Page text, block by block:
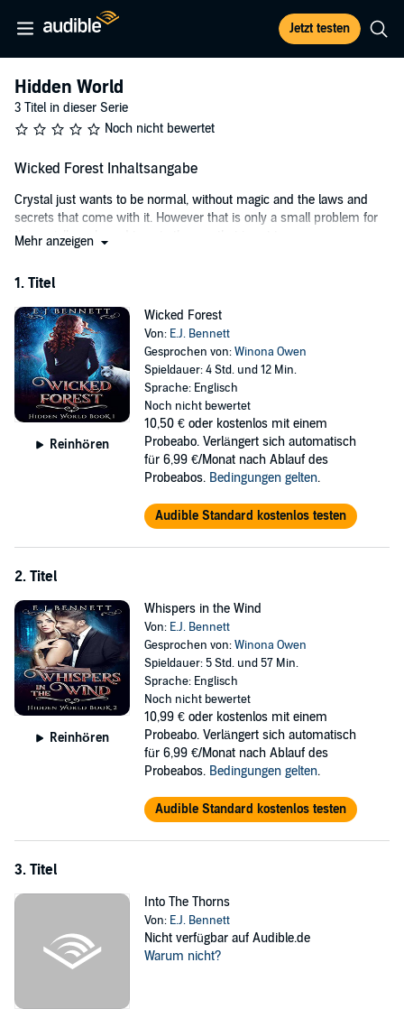
Jetzt testen
Hidden World
3 Titel in dieser Serie
Noch nicht bewertet
Wicked Forest Inhaltsangabe
Crystal just wants to be normal, without magic and the laws and
secrets that come with it. However that is only a small problem for
the socially awkward teen to the one that is yet to come.
finds herself in a new world, where she is faced with the sins of her
A legend and prophecy foretold puts Crystal in grave danger. With
the handsome yet intriguing Levi by her side along with her crush
Drake, Crystal embarks on a journey that no teen should have to
face.
A fantasy romance story with betrayal and friendship, love and loss.
A true coming of age tale.
©2018 E.J. Bennett (P)2019 Enesha Bennett
Mehr anzeigen
1. Titel
Reinhören
Wicked Forest
Von: E.J. Bennett
Gesprochen von:Winona Owen
Spieldauer: 4 Std. und 12 Min.
Sprache: Englisch
Noch nicht bewertet
10,50 € oder kostenlos mit einem
Probeabo. Verlängert sich automatisch
für 6,99 €/Monat nach Ablauf des
Probeabos. Bedingungen gelten.
Audible Standard kostenlos testen
2. Titel
Reinhören
Whispers in the Wind
Von: E.J. Bennett
Gesprochen von:Winona Owen
Spieldauer: 5 Std. und 57 Min.
Sprache: Englisch
Noch nicht bewertet
10,99 € oder kostenlos mit einem
Probeabo. Verlängert sich automatisch
für 6,99 €/Monat nach Ablauf des
Probeabos. Bedingungen gelten.
Audible Standard kostenlos testen
3. Titel
Into The Thorns
Von: E.J. Bennett
Nicht verfügbar auf Audible.de
Warum nicht?